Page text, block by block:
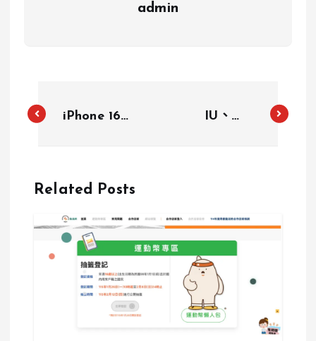
admin
iPhone 16全
五起開放預購
式開賣
IU、
球鞋 Jennie
最愛的是它
Related Posts